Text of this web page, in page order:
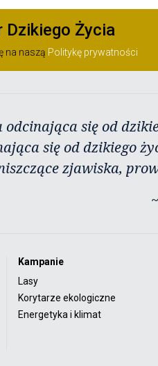
Życia
na naszą Politykę prywatności
się od
się od dzikiego
zjawiska,
Kampanie
Lasy
Korytarze ekologiczne
Energetyka i klimat